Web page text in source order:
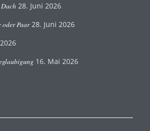
28. Juni 2026
Paar 28. Juni 2026
16. Mai 2026